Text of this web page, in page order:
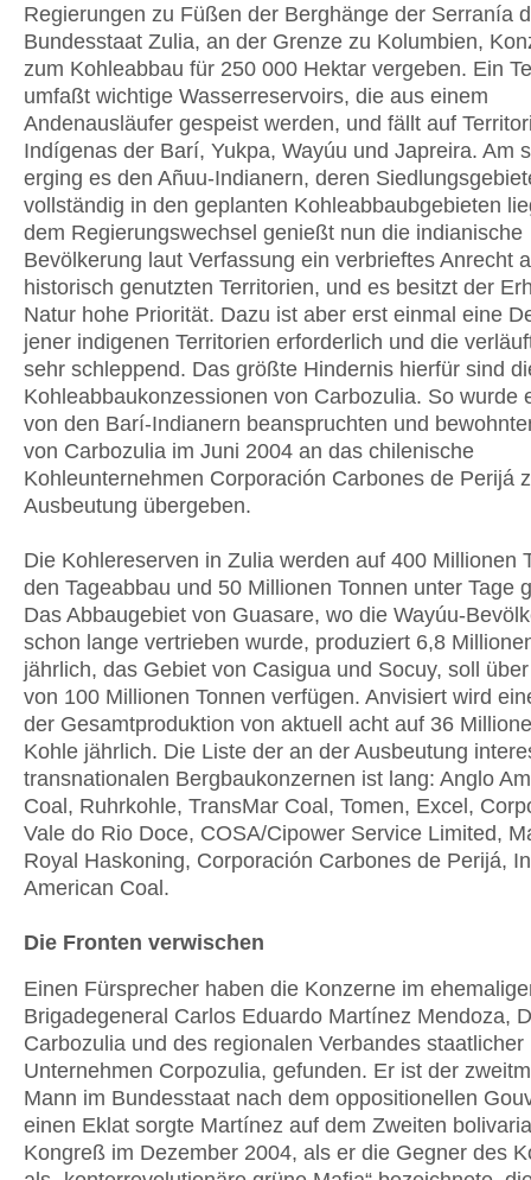
Regierungen zu Füßen der Berghänge der Serranía
Bundesstaat Zulia, an der Grenze zu Kolumbien,
zum Kohleabbau für 250 000 Hektar vergeben. Ein
umfaßt wichtige Wasserreservoirs, die aus einem
Andenausläufer gespeist werden, und fällt auf
Indígenas der Barí, Yukpa, Wayúu und Japreira. Am
erging es den Añuu-Indianern, deren
vollständig in den geplanten Kohleabbaubgebieten
dem Regierungswechsel genießt nun die indianische
Bevölkerung laut Verfassung ein verbrieftes Anrecht
historisch genutzten Territorien, und es besitzt der
Natur hohe Priorität. Dazu ist aber erst einmal eine
jener indigenen Territorien erforderlich und die
sehr schleppend. Das größte Hindernis hierfür sind
Kohleabbaukonzessionen von Carbozulia. So wurde
von den Barí-Indianern beanspruchten und
von Carbozulia im Juni 2004 an das chilenische
Kohleunternehmen Corporación Carbones de Perijá
Ausbeutung übergeben.
Die Kohlereserven in Zulia werden auf 400 Millionen
den Tageabbau und 50 Millionen Tonnen unter Tage
Das Abbaugebiet von Guasare, wo die Wayúu-
schon lange vertrieben wurde, produziert 6,8
jährlich, das Gebiet von Casigua und Socuy, soll
von 100 Millionen Tonnen verfügen. Anvisiert wird
der Gesamtproduktion von aktuell acht auf 36
Kohle jährlich. Die Liste der an der Ausbeutung
transnationalen Bergbaukonzernen ist lang: Anglo
Coal, Ruhrkohle, TransMar Coal, Tomen, Excel,
Vale do Rio Doce, COSA/Cipower Service Limited,
Royal Haskoning, Corporación Carbones de Perijá,
American Coal.
Die Fronten verwischen
Einen Fürsprecher haben die Konzerne im
Brigadegeneral Carlos Eduardo Martínez Mendoza,
Carbozulia und des regionalen Verbandes staatlicher
Unternehmen Corpozulia, gefunden. Er ist der
Mann im Bundesstaat nach dem oppositionellen
einen Eklat sorgte Martínez auf dem Zweiten
Kongreß im Dezember 2004, als er die Gegner des